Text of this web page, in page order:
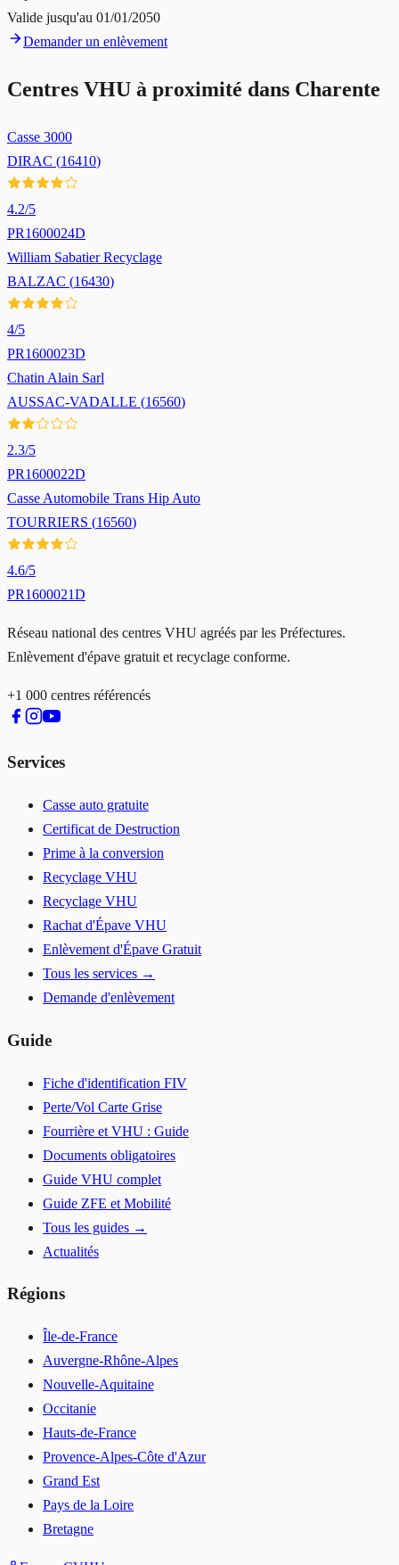
Valide jusqu'au 01/01/2050
Demander un enlèvement
Centres VHU à proximité dans Charente
Casse 3000
DIRAC (16410)
4.2/5
PR1600024D
William Sabatier Recyclage
BALZAC (16430)
4/5
PR1600023D
Chatin Alain Sarl
AUSSAC-VADALLE (16560)
2.3/5
PR1600022D
Casse Automobile Trans Hip Auto
TOURRIERS (16560)
4.6/5
PR1600021D
Réseau national des centres VHU agréés par les Préfectures.
Enlèvement d'épave gratuit et recyclage conforme.
+1 000 centres référencés
Services
Casse auto gratuite
Certificat de Destruction
Prime à la conversion
Recyclage VHU
Recyclage VHU
Rachat d'Épave VHU
Enlèvement d'Épave Gratuit
Tous les services →
Demande d'enlèvement
Guide
Fiche d'identification FIV
Perte/Vol Carte Grise
Fourrière et VHU : Guide
Documents obligatoires
Guide VHU complet
Guide ZFE et Mobilité
Tous les guides →
Actualités
Régions
Île-de-France
Auvergne-Rhône-Alpes
Nouvelle-Aquitaine
Occitanie
Hauts-de-France
Provence-Alpes-Côte d'Azur
Grand Est
Pays de la Loire
Bretagne